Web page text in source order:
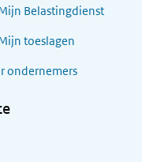
Belastingdienst
toeslagen
ondernemers